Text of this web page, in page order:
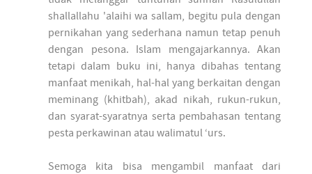
shallallahu 'alaihi wa sallam, begitu pula dengan
pernikahan yang sederhana namun tetap penuh
dengan pesona. Islam mengajarkannya. Akan
tetapi dalam buku ini, hanya dibahas tentang
manfaat menikah, hal-hal yang berkaitan dengan
meminang (khitbah), akad nikah, rukun-rukun,
dan syarat-syaratnya serta pembahasan tentang
pesta perkawinan atau walimatul ‘urs.
Semoga kita bisa mengambil manfaat dari